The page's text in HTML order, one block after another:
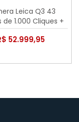
Leica Q3 43
de 1.000 Cliques +
Thumbs Up e
Extra (Originais)
52.999,95